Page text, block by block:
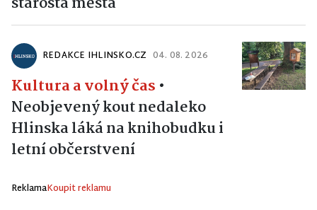
REDAKCE IHLINSKO.CZ 04. 08. 2026
Kultura a volný čas •
Neobjevený kout nedaleko
Hlinska láká na knihobudku i
letní občerstvení
ReklamaKoupit reklamu